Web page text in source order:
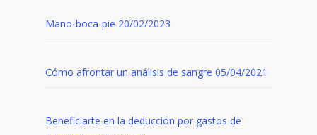
Mano-boca-pie 20/02/2023
Cómo afrontar un análisis de sangre 05/04/2021
Beneficiarte en la deducción por gastos de